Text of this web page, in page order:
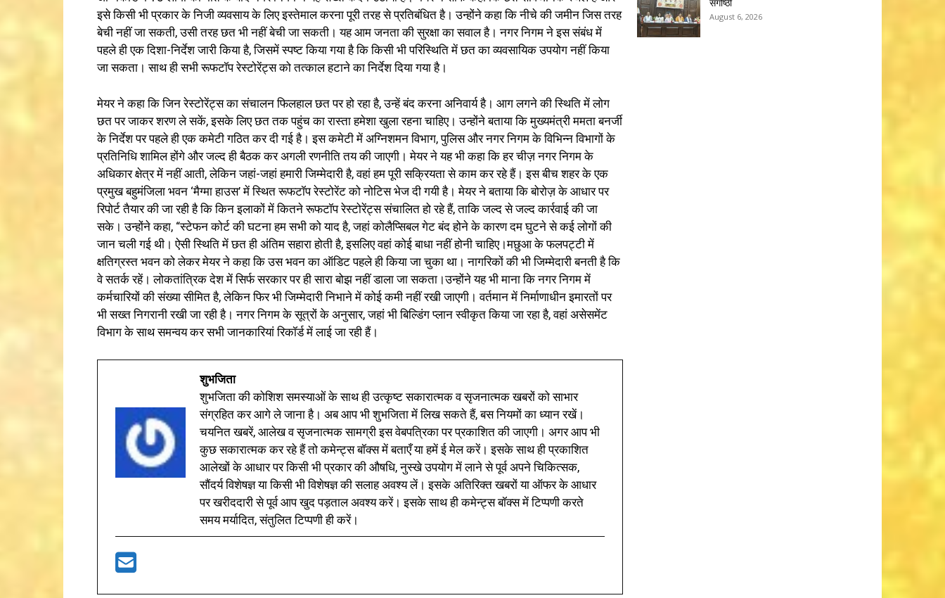
इसे किसी भी प्रकार के निजी व्यवसाय के लिए इस्तेमाल करना पूरी तरह से प्रतिबंधित है। उन्होंने कहा कि नीचे की जमीन जिस तरह
बेची नहीं जा सकती, उसी तरह छत भी नहीं बेची जा सकती। यह आम जनता की सुरक्षा का सवाल है। नगर निगम ने इस संबंध में
पहले ही एक दिशा-निर्देश जारी किया है, जिसमें स्पष्ट किया गया है कि किसी भी परिस्थिति में छत का व्यवसायिक उपयोग नहीं किया
जा सकता। साथ ही सभी रूफटॉप रेस्टोरेंट्स को तत्काल हटाने का निर्देश दिया गया है।
मेयर ने कहा कि जिन रेस्टोरेंट्स का संचालन फिलहाल छत पर हो रहा है, उन्हें बंद करना अनिवार्य है। आग लगने की स्थिति में लोग
छत पर जाकर शरण ले सकें, इसके लिए छत तक पहुंच का रास्ता हमेशा खुला रहना चाहिए। उन्होंने बताया कि मुख्यमंत्री ममता बनर्जी
के निर्देश पर पहले ही एक कमेटी गठित कर दी गई है। इस कमेटी में अग्निशमन विभाग, पुलिस और नगर निगम के विभिन्न विभागों के
प्रतिनिधि शामिल होंगे और जल्द ही बैठक कर अगली रणनीति तय की जाएगी। मेयर ने यह भी कहा कि हर चीज़ नगर निगम के
अधिकार क्षेत्र में नहीं आती, लेकिन जहां-जहां हमारी जिम्मेदारी है, वहां हम पूरी सक्रियता से काम कर रहे हैं। इस बीच शहर के एक
प्रमुख बहुमंजिला भवन ‘मैग्मा हाउस’ में स्थित रूफटॉप रेस्टोरेंट को नोटिस भेज दी गयी है। मेयर ने बताया कि बोरोज़ के आधार पर
रिपोर्ट तैयार की जा रही है कि किन इलाकों में कितने रूफटॉप रेस्टोरेंट्स संचालित हो रहे हैं, ताकि जल्द से जल्द कार्रवाई की जा
सके। उन्होंने कहा, “स्टेफन कोर्ट की घटना हम सभी को याद है, जहां कोलैप्सिबल गेट बंद होने के कारण दम घुटने से कई लोगों की
जान चली गई थी। ऐसी स्थिति में छत ही अंतिम सहारा होती है, इसलिए वहां कोई बाधा नहीं होनी चाहिए।मछुआ के फलपट्टी में
क्षतिग्रस्त भवन को लेकर मेयर ने कहा कि उस भवन का ऑडिट पहले ही किया जा चुका था। नागरिकों की भी जिम्मेदारी बनती है कि
वे सतर्क रहें। लोकतांत्रिक देश में सिर्फ सरकार पर ही सारा बोझ नहीं डाला जा सकता।उन्होंने यह भी माना कि नगर निगम में
कर्मचारियों की संख्या सीमित है, लेकिन फिर भी जिम्मेदारी निभाने में कोई कमी नहीं रखी जाएगी। वर्तमान में निर्माणाधीन इमारतों पर
भी सख्त निगरानी रखी जा रही है। नगर निगम के सूत्रों के अनुसार, जहां भी बिल्डिंग प्लान स्वीकृत किया जा रहा है, वहां असेसमेंट
विभाग के साथ समन्वय कर सभी जानकारियां रिकॉर्ड में लाई जा रही हैं।
शुभजिता
शुभजिता की कोशिश समस्याओं के साथ ही उत्कृष्ट सकारात्मक व सृजनात्मक खबरों को साभार
संग्रहित कर आगे ले जाना है। अब आप भी शुभजिता में लिख सकते हैं, बस नियमों का ध्यान रखें।
चयनित खबरें, आलेख व सृजनात्मक सामग्री इस वेबपत्रिका पर प्रकाशित की जाएगी। अगर आप भी
कुछ सकारात्मक कर रहे हैं तो कमेन्ट्स बॉक्स में बताएँ या हमें ई मेल करें। इसके साथ ही प्रकाशित
आलेखों के आधार पर किसी भी प्रकार की औषधि, नुस्खे उपयोग में लाने से पूर्व अपने चिकित्सक,
सौंदर्य विशेषज्ञ या किसी भी विशेषज्ञ की सलाह अवश्य लें। इसके अतिरिक्त खबरों या ऑफर के आधार
पर खरीददारी से पूर्व आप खुद पड़ताल अवश्य करें। इसके साथ ही कमेन्ट्स बॉक्स में टिप्पणी करते
समय मर्यादित, संतुलित टिप्पणी ही करें।
संगोष्ठी
August 6, 2026